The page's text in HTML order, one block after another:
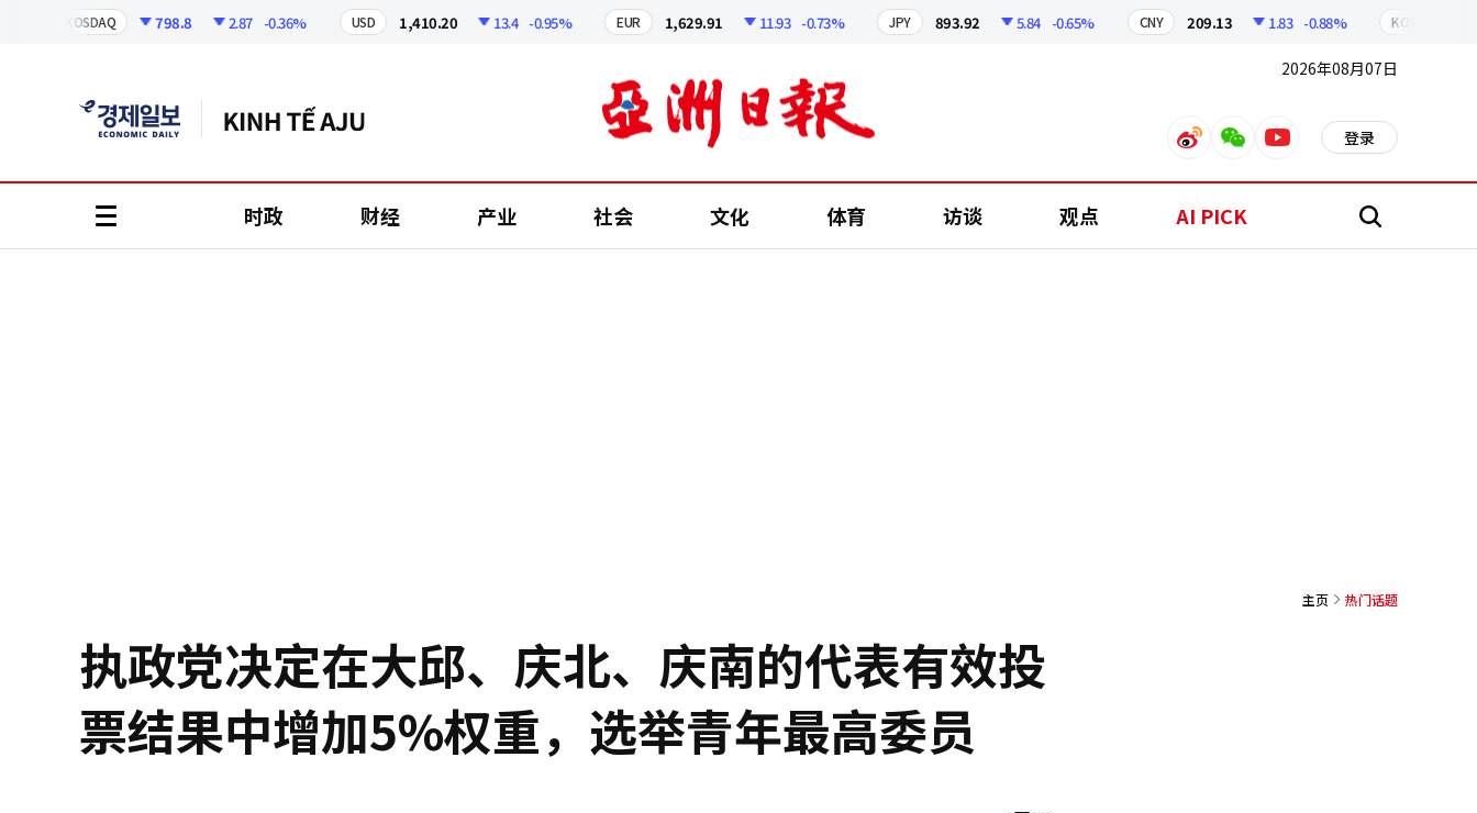
KOSDAQ 798.8 2.87 -0.36% USD 1,410.20 13.4 -0.95% EUR 1,629.91 11.93 -0.73% JPY 893.92 5.84 -0.65% CNY 209.13 1.83 -0.88% KOSPI
2026年08月07日
weiboweixinyoutube 登录
时政 财经 产业 社会 文化 体育 访谈 观点 AI PICK 搜
主页 热门话题
执政党决定在大邱、庆北、庆南的代表有效投
票结果中增加5%权重，选举青年最高委员